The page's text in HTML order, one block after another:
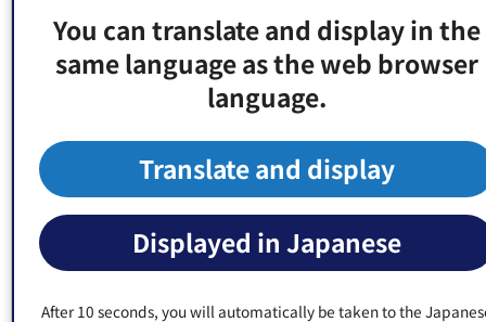
You can translate and display in the
same language as the web browser
language.
Translate and display
Displayed in Japanese
After 10 seconds, you will automatically be taken to the
ング
「LI
TTL
E SU
S」
下
ー
ン
ー
で
詳